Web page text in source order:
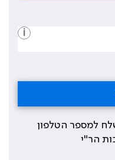
i
למספר הטלפון
הר"י